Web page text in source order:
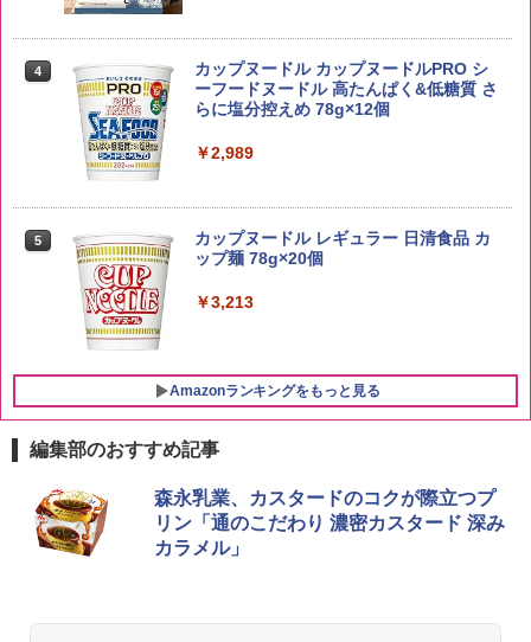
4
by Amazon あきたこまちブレンド 無洗
米 5kg
￥3,396
5 新潟県産新之助 無洗米 5kg 令和7年産
￥4,536
4
トリスウイスキー 4000ml サントリー 大
容量 4リットル
5
サントリー シングルモルト ウイスキー
白州 Story of the Distillery 2026 化粧箱
入 700ml
￥20,000
4
カップヌードル カップヌードルPRO シ
ーフードヌードル 高たんぱく&低糖質 さ
らに塩分控えめ 78g×12個
￥2,989
5
カップヌードル レギュラー 日清食品 カ
ップ麺 78g×20個
￥3,213
Amazonランキングをもっと見る
1
シャープ 過熱水蒸気 オーブンレンジ 26
L コンベクション 2段調理 ホワイト RE-
SS26B-W
編集部のおすすめ記事
森永乳業、カスタードのコクが際立つプ
リン「通のこだわり 濃密カスタード 深み
カラメル」